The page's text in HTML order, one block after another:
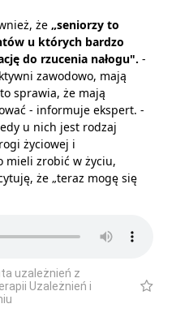
że „seniorzy to
u których bardzo
do rzucenia nałogu". -
zawodowo, mają
sprawia, że mają
- informuje ekspert. -
u nich jest rodzaj
życiowej i
mieli zrobić w życiu,
że „teraz mogę się
uzależnień z
Uzależnień i